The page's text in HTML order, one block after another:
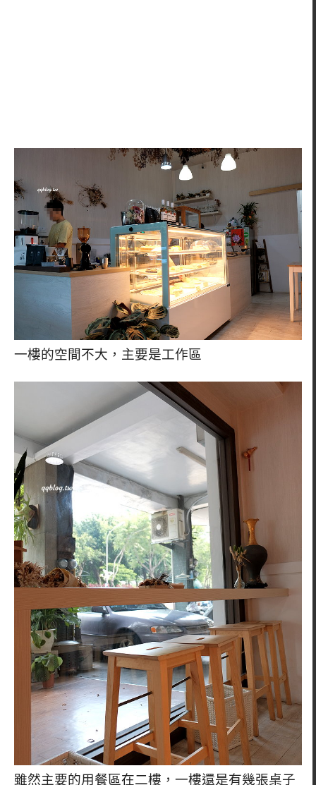
一樓的空間不大，主要是工作區
雖然主要的用餐區在二樓，一樓還是有幾張桌子